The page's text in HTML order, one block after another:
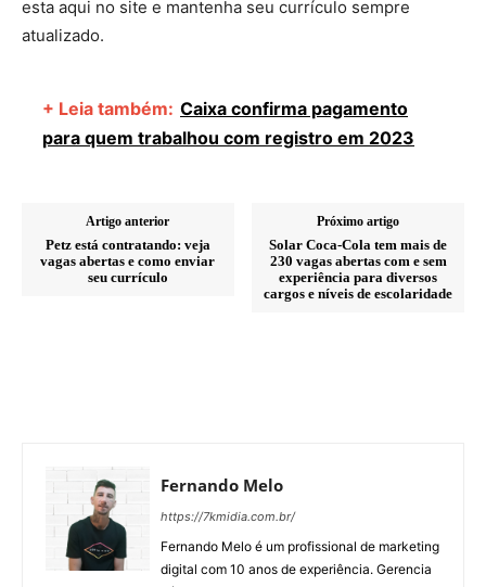
esta aqui no site e mantenha seu currículo sempre
atualizado.
+ Leia também: Caixa confirma pagamento
para quem trabalhou com registro em 2023
Artigo anterior
Petz está contratando: veja
vagas abertas e como enviar
seu currículo
Próximo artigo
Solar Coca-Cola tem mais de
230 vagas abertas com e sem
experiência para diversos
cargos e níveis de escolaridade
Fernando Melo
https://7kmidia.com.br/
Fernando Melo é um profissional de marketing
digital com 10 anos de experiência. Gerencia